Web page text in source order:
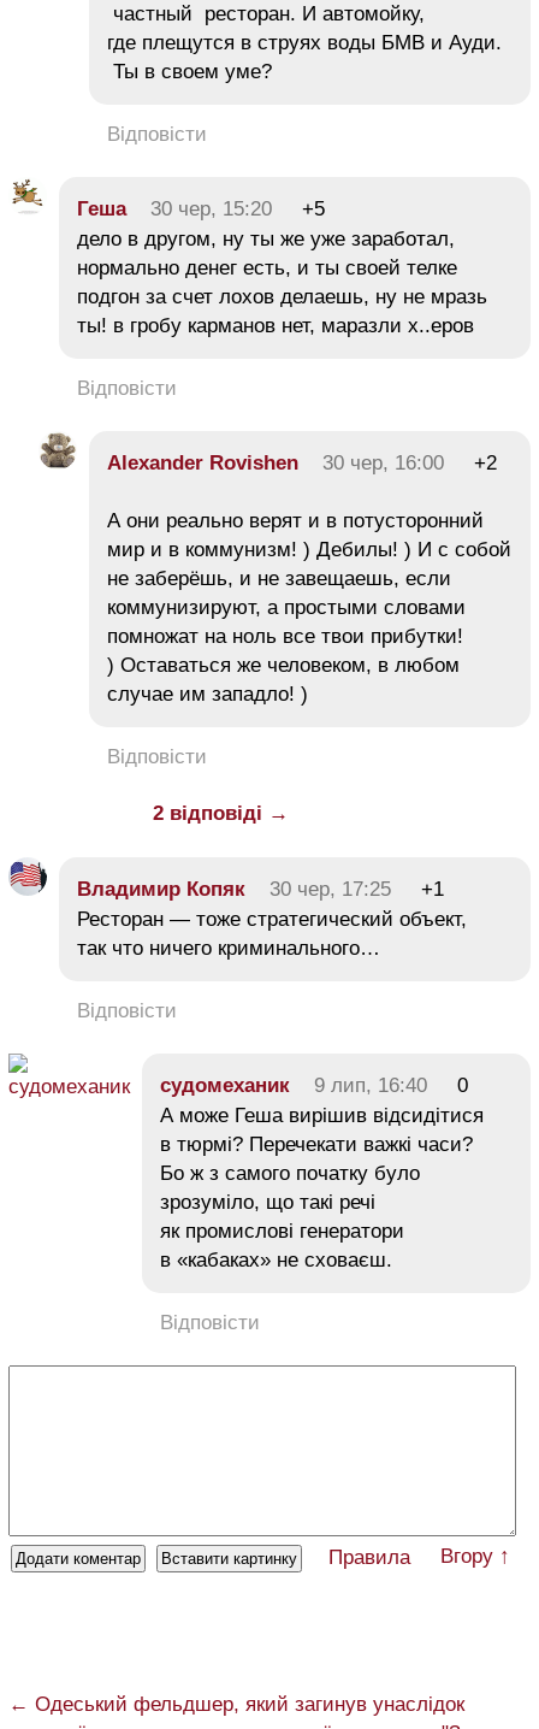
частный ресторан. И автомойку,
где плещутся в струях воды БМВ и Ауди.
Ты в своем уме?
Відповісти
Геша 30 чер, 15:20
+5
дело в другом, ну ты же уже заработал,
нормально денег есть, и ты своей телке
подгон за счет лохов делаешь, ну не мразь
ты! в гробу карманов нет, маразли х..еров
Відповісти
Alexander Rovishen 30 чер, 16:00 +2
А они реально верят и в потусторонний
мир и в коммунизм! ) Дебилы! ) И с собой
не заберёшь, и не завещаешь, если
коммунизируют, а простыми словами
помножат на ноль все твои прибутки!
) Оставаться же человеком, в любом
случае им западло! )
Відповісти
2 відповіді →
Владимир Копяк 30 чер, 17:25
+1
Ресторан — тоже стратегический объект,
так что ничего криминального…
Відповісти
судомеханик 9 лип, 16:40
0
А може Геша вирішив відсидітися
в тюрмі? Перечекати важкі часи?
Бо ж з самого початку було
зрозуміло, що такі речі
як промислові генератори
в «кабаках» не сховаєш.
Відповісти
Правила Вгору ↑
← Одеський фельдшер, який загинув унаслідок